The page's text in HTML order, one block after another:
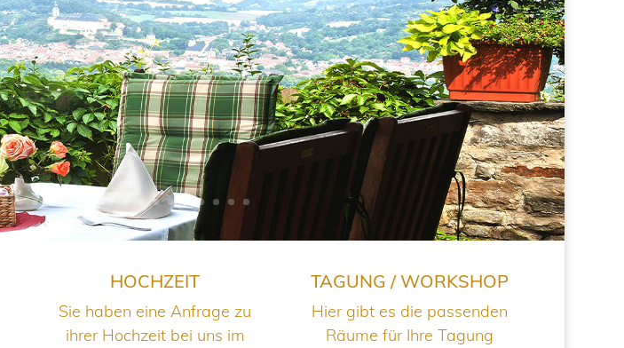
HOCHZEIT
Sie haben eine Anfrage zu
ihrer Hochzeit bei uns im
TAGUNG / WORKSHOP
Hier gibt es die passenden
Räume für Ihre Tagung